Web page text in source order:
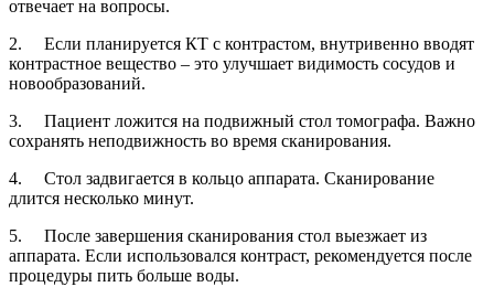
отвечает на вопросы.
2. Если планируется КТ с контрастом, внутривенно вводят
контрастное вещество – это улучшает видимость сосудов и
новообразований.
3. Пациент ложится на подвижный стол томографа. Важно
сохранять неподвижность во время сканирования.
4. Стол задвигается в кольцо аппарата. Сканирование
длится несколько минут.
5. После завершения сканирования стол выезжает из
аппарата. Если использовался контраст, рекомендуется после
процедуры пить больше воды.